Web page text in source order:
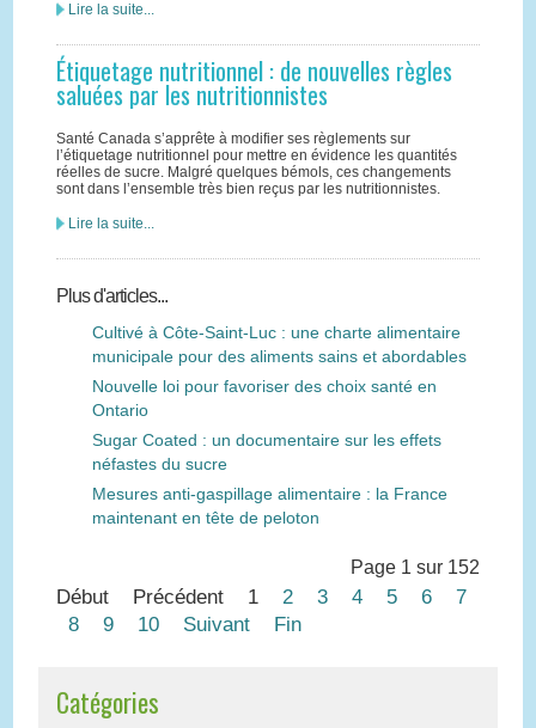
Lire la suite...
Étiquetage nutritionnel : de nouvelles règles
saluées par les nutritionnistes
Santé Canada s’apprête à modifier ses règlements sur
l’étiquetage nutritionnel pour mettre en évidence les quantités
réelles de sucre. Malgré quelques bémols, ces changements
sont dans l’ensemble très bien reçus par les nutritionnistes.
Lire la suite...
Plus d'articles...
Cultivé à Côte-Saint-Luc : une charte alimentaire
municipale pour des aliments sains et abordables
Nouvelle loi pour favoriser des choix santé en
Ontario
Sugar Coated : un documentaire sur les effets
néfastes du sucre
Mesures anti-gaspillage alimentaire : la France
maintenant en tête de peloton
Page 1 sur 152
Début Précédent 1 2 3 4 5 6
7
8
9 10 Suivant Fin
Catégories